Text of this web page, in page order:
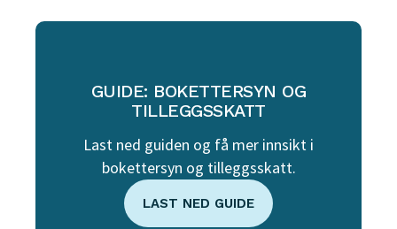
GUIDE: BOKETTERSYN OG
TILLEGGSSKATT
Last ned guiden og få mer innsikt i
bokettersyn og tilleggsskatt.
LAST NED GUIDE